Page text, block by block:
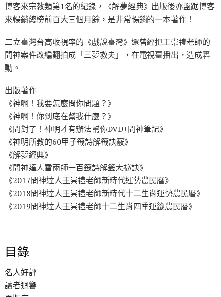
博客來宗教類第1名的紀錄，《解夢經典》出版後亦盤踞博客
來暢銷總榜前百大三個月餘，是非常暢銷的一本著作！
三立臺灣台高收視率的《戲說臺灣》還曾經把王崇禮老師的
問神案件改編翻拍成「三夢救夫」，在電視臺播出，造成轟
動。
出版著作
《神啊！我要怎麼問你問題？》
《神啊！你到底在幫我什麼？》
《問對了！神明才有辦法幫你DVD+問神筆記》
《神明所教的60甲子籤詩解籤訣竅》
《解夢經典》
《問神達人雷雨師一百籤詩解籤大祕訣》
《2017問神達人王崇禮老師新時代運勢農民曆》
《2018問神達人王崇禮老師新時代十二生肖運勢農民曆》
《2019問神達人王崇禮老師十二生肖四季運籤農民曆》
目錄
名人好評
讀者迴響